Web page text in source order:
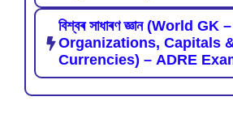
বিশ্বৰ সাধাৰণ জ্ঞান (World GK –
Organizations, Capitals
Currencies) – ADRE